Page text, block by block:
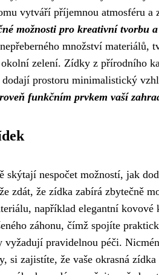
vytváří příjemnou atmosféru a
možnosti pro kreativní tvorbu
množství materiálů,
zelení. Zídky z přírodního
prostoru minimalistický
funkčním prvkem vaší
skýtají nespočet možností, jak
zdát, že zídka zabírá zbytečně
například elegantní
záhonu, čímž spojíte
pravidelnou péči.
si zajistíte, že vaše okrasná